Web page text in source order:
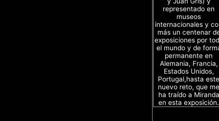
representado en
museos
internacionales y
más un centenar
exposiciones por
el mundo y de
permanente en
Alemania, Francia,
Estados Unidos,
Portugal,hasta este
nuevo reto, que me
ha traído a Miranda
en esta exposición.